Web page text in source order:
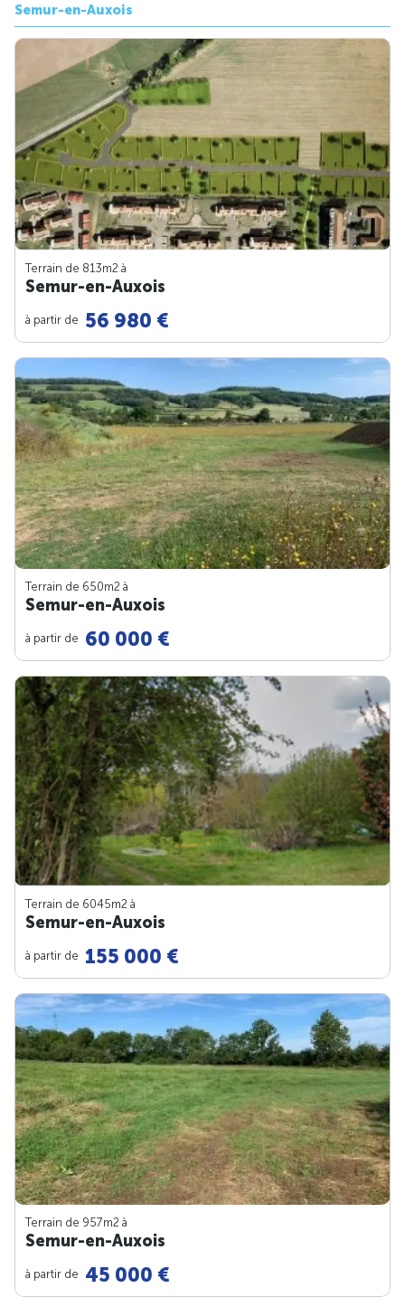
Semur-en-Auxois
Terrain de 813m2 à
Semur-en-Auxois
à partir de 56 980 €
Terrain de 650m2 à
Semur-en-Auxois
à partir de 60 000 €
Terrain de 6045m2 à
Semur-en-Auxois
à partir de 155 000 €
Terrain de 957m2 à
Semur-en-Auxois
à partir de 45 000 €